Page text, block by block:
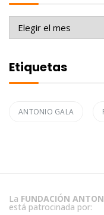
Archivo
Etiquetas
ANTONIO GALA
La FUNDACIÓN
está patrocinada por: